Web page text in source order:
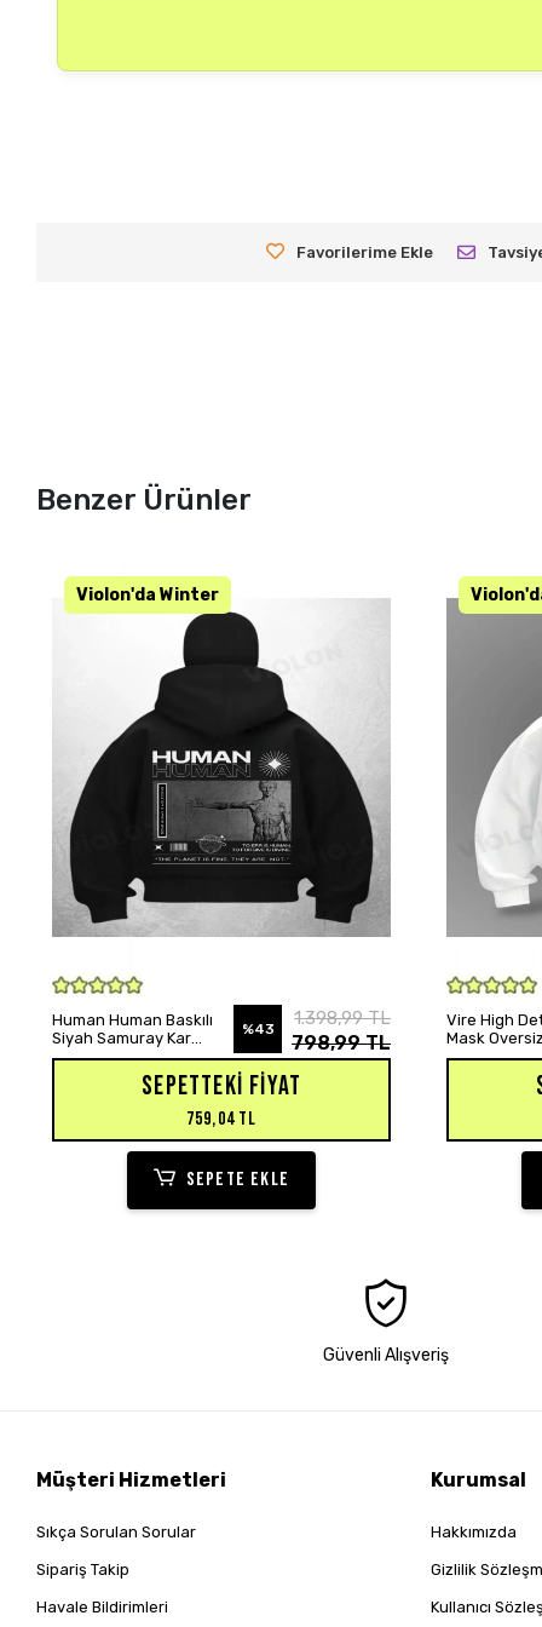
Favorilerime Ekle
Benzer Ürünler
SEPETE EKLE
Human Human Baskılı
Siyah Samuray Kar
Maske Sweatshirt
%43
1.398,99 TL
798,99 TL
SEPETTEKI FIYAT
759,04 TL
SEPETE EKLE
Vire High
Mask
Güvenli Alışveriş
Müşteri Hizmetleri
Sıkça Sorulan Sorular
Sipariş Takip
Havale Bildirimleri
Kurumsal
Hakkımızda
Gizlilik
Kullanıcı